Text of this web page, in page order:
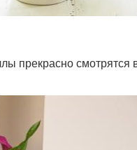
прекрасно